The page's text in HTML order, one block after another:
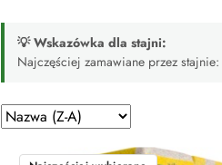
💡 Wskazówka dla stajni:
Najczęściej zamawiane przez stajnie:
Zastosowano
sortowanie:
Nazwa
Sortuj
według